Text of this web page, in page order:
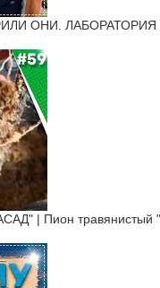
ОНИ.
Пион травянистый